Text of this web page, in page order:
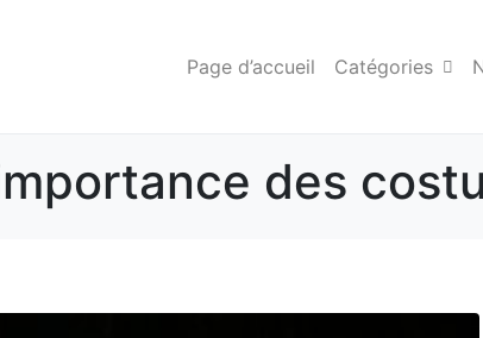
Page d’accueil Catégories
des